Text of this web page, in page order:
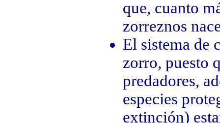
que, cuanto
zorreznos
El sistema de
zorro, puesto
predadores,
especies
extinción)